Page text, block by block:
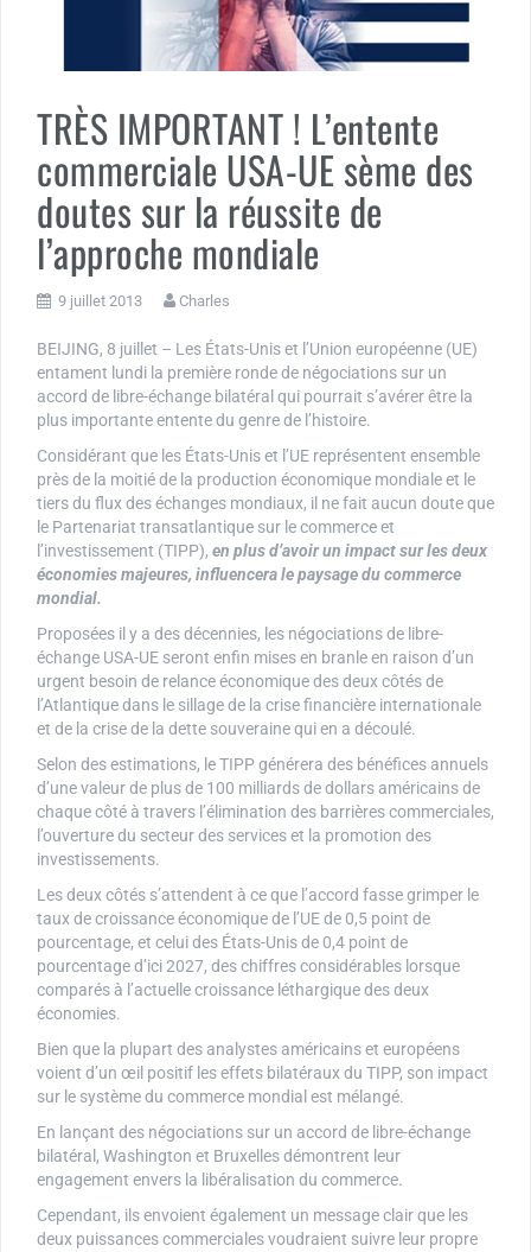
TRÈS IMPORTANT ! L’entente
commerciale USA-UE sème des
doutes sur la réussite de
l’approche mondiale
9 juillet 2013 Charles
BEIJING, 8 juillet – Les États-Unis et l’Union européenne (UE)
entament lundi la première ronde de négociations sur un
accord de libre-échange bilatéral qui pourrait s’avérer être la
plus importante entente du genre de l’histoire.
Considérant que les États-Unis et l’UE représentent ensemble
près de la moitié de la production économique mondiale et le
tiers du flux des échanges mondiaux, il ne fait aucun doute que
le Partenariat transatlantique sur le commerce et
l’investissement (TIPP), en plus d’avoir un impact sur les deux
économies majeures, influencera le paysage du commerce
mondial.
Proposées il y a des décennies, les négociations de libre-
échange USA-UE seront enfin mises en branle en raison d’un
urgent besoin de relance économique des deux côtés de
l’Atlantique dans le sillage de la crise financière internationale
et de la crise de la dette souveraine qui en a découlé.
Selon des estimations, le TIPP générera des bénéfices annuels
d’une valeur de plus de 100 milliards de dollars américains de
chaque côté à travers l’élimination des barrières commerciales,
l’ouverture du secteur des services et la promotion des
investissements.
Les deux côtés s’attendent à ce que l’accord fasse grimper le
taux de croissance économique de l’UE de 0,5 point de
pourcentage, et celui des États-Unis de 0,4 point de
pourcentage d’ici 2027, des chiffres considérables lorsque
comparés à l’actuelle croissance léthargique des deux
économies.
Bien que la plupart des analystes américains et européens
voient d’un œil positif les effets bilatéraux du TIPP, son impact
sur le système du commerce mondial est mélangé.
En lançant des négociations sur un accord de libre-échange
bilatéral, Washington et Bruxelles démontrent leur
engagement envers la libéralisation du commerce.
Cependant, ils envoient également un message clair que les
deux puissances commerciales voudraient suivre leur propre